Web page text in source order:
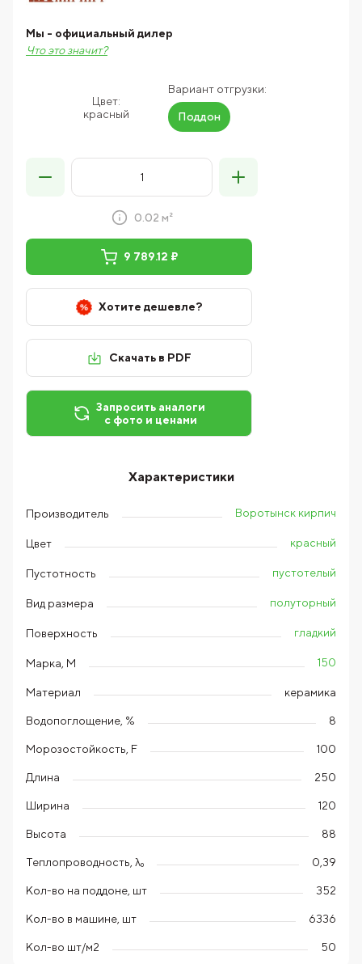
Цвет:
красный
Вариант отгрузки:
Поддон
Мы - официальный дилер
Что это значит?
0.02 м²
9 789.12 ₽
Хотите дешевле?
Скачать в PDF
Запросить аналоги
с фото и ценами
Характеристики
Производитель Воротынск кирпич
Цвет красный
Пустотность пустотелый
Вид размера полуторный
Поверхность гладкий
Марка, М 150
Материал керамика
Водопоглощение, % 8
Морозостойкость, F 100
Длина 250
Ширина 120
Высота 88
Теплопроводность, λ₀ 0,39
Кол-во на поддоне, шт 352
Кол-во в машине, шт 6336
Кол-во шт/м2 50